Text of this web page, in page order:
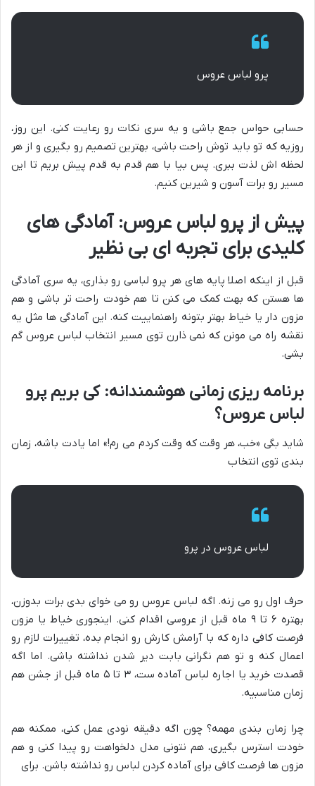
پرو لباس عروس
حسابی حواس جمع باشی و یه سری نکات رو رعایت کنی. این روز،
روزیه که تو باید توش راحت باشی، بهترین تصمیم رو بگیری و از هر
لحظه اش لذت ببری. پس بیا با هم قدم به قدم پیش بریم تا این
مسیر رو برات آسون و شیرین کنیم.
پیش از پرو لباس عروس: آمادگی های
کلیدی برای تجربه ای بی نظیر
قبل از اینکه اصلا پایه های هر پرو لباسی رو بذاری، یه سری آمادگی
ها هستن که بهت کمک می کنن تا هم خودت راحت تر باشی و هم
مزون دار یا خیاط بهتر بتونه راهنماییت کنه. این آمادگی ها مثل یه
نقشه راه می مونن که نمی ذارن توی مسیر انتخاب لباس عروس گم
بشی.
برنامه ریزی زمانی هوشمندانه: کی بریم پرو
لباس عروس؟
شاید بگی «خب، هر وقت که وقت کردم می رم!» اما یادت باشه، زمان
بندی توی انتخاب
لباس عروس در پرو
حرف اول رو می زنه. اگه لباس عروس رو می خوای بدی برات بدوزن،
بهتره ۶ تا ۹ ماه قبل از عروسی اقدام کنی. اینجوری خیاط یا مزون
فرصت کافی داره که با آرامش کارش رو انجام بده، تغییرات لازم رو
اعمال کنه و تو هم نگرانی بابت دیر شدن نداشته باشی. اما اگه
قصدت خرید یا اجاره لباس آماده ست، ۳ تا ۵ ماه قبل از جشن هم
زمان مناسبیه.
چرا زمان بندی مهمه؟ چون اگه دقیقه نودی عمل کنی، ممکنه هم
خودت استرس بگیری، هم نتونی مدل دلخواهت رو پیدا کنی و هم
مزون ها فرصت کافی برای آماده کردن لباس رو نداشته باشن. برای